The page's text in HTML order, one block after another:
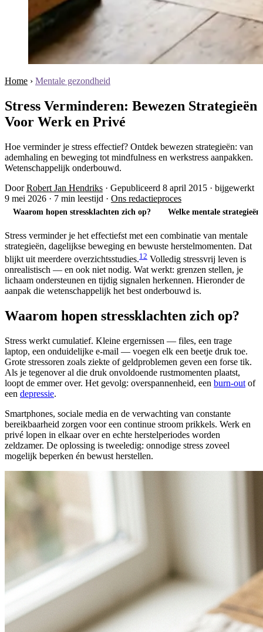
Home › Mentale gezondheid
Stress Verminderen: Bewezen Strategieën
Voor Werk en Privé
Hoe verminder je stress effectief? Ontdek bewezen strategieën: van
ademhaling en beweging tot mindfulness en werkstress aanpakken.
Wetenschappelijk onderbouwd.
DoorRobert Jan Hendriks · Gepubliceerd 8 april 2015 · bijgewerkt
9 mei 2026 · 7 min leestijd · Ons redactieproces
Waarom hopen stressklachten zich op? Welke mentale
Stress verminder je het effectiefst met een combinatie van mentale
strategieën, dagelijkse beweging en bewuste herstelmomenten. Dat
blijkt uit meerdere overzichtsstudies.1 2 Volledig stressvrij leven is
onrealistisch — en ook niet nodig. Wat werkt: grenzen stellen, je
lichaam ondersteunen en tijdig signalen herkennen. Hieronder de
aanpak die wetenschappelijk het best onderbouwd is.
Waarom hopen stressklachten zich op?
Stress werkt cumulatief. Kleine ergernissen — files, een trage
laptop, een onduidelijke e-mail — voegen elk een beetje druk toe.
Grote stressoren zoals ziekte of geldproblemen geven een forse tik.
Als je tegenover al die druk onvoldoende rustmomenten plaatst,
loopt de emmer over. Het gevolg: overspannenheid, een burn-out of
een depressie.
Smartphones, sociale media en de verwachting van constante
bereikbaarheid zorgen voor een continue stroom prikkels. Werk en
privé lopen in elkaar over en echte herstelperiodes worden
zeldzamer. De oplossing is tweeledig: onnodige stress zoveel
mogelijk beperken én bewust herstellen.